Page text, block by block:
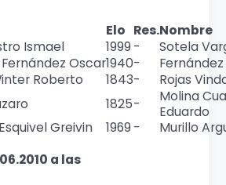
Elo Res.Nombre
Ismael 1999 -
Sotela
Oscar1940-
Roberto 1843-
Rojas
1825-
Molina
Eduardo
Greivin 1969 -
Murillo
a las